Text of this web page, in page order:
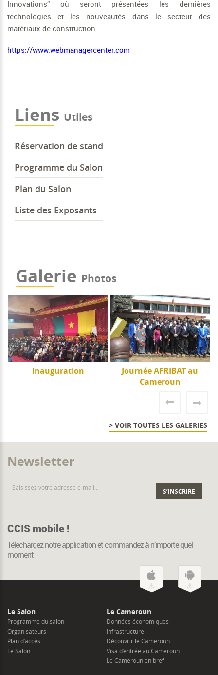
Innovations“ où seront présentées les dernières
technologies et les nouveautés dans le secteur des
matériaux de construction.
https://www.webmanagercenter.com
Liens Utiles
Réservation de stand
Programme du Salon
Plan du Salon
Liste des Exposants
Galerie Photos
Inauguration
Journée AFRIBAT au
Cameroun
> VOIR TOUTES LES GALERIES
Newsletter
CCIS mobile !
Téléchargez notre application et commandez à n’importe quel
moment
Le Salon
Le Salon
Programme du salon
Organisateurs
Plan d’accès
Le Cameroun
Le Cameroun en bref
Données économiques
Infrastructure
Découvrir le Cameroun
Visa d’entrée au Cameroun